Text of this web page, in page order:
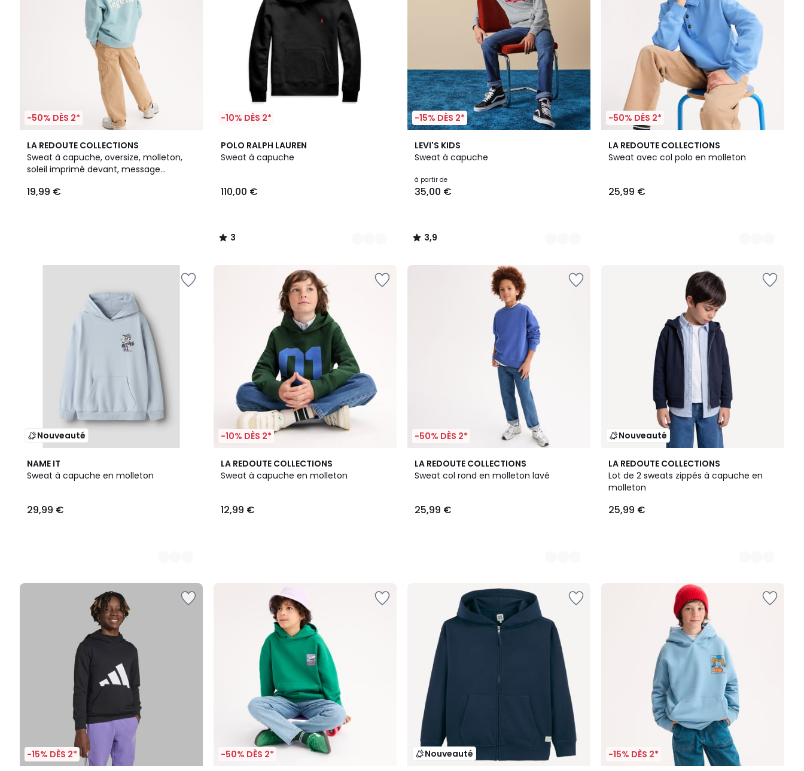
-50% DÈS 2*
LA REDOUTE COLLECTIONS
Sweat à capuche, oversize, molleton,
soleil imprimé devant, message
19,99 €
-10% DÈS 2*
POLO RALPH LAUREN
Sweat à capuche
110,00 €
3
/
4
Couleurs
3
/
-15% DÈS 2*
LEVI'S KIDS
Sweat à capuche
à partir de
35,00 €
3,9
/ 5
3
Couleurs
3,9
/
-50% DÈS 2*
LA REDOUTE COLLECTIONS
Sweat avec col polo en molleton
25,99 €
3
Couleurs
Nouveauté
NAME IT
Sweat à capuche en molleton
29,99 €
2
Couleurs
-10% DÈS 2*
LA REDOUTE COLLECTIONS
Sweat à capuche en molleton
12,99 €
-50% DÈS 2*
LA REDOUTE COLLECTIONS
Sweat col rond en molleton lavé
25,99 €
2
Couleurs
Nouveauté
LA REDOUTE COLLECTIONS
Lot de 2 sweats zippés à capuche en
molleton
25,99 €
2
Couleurs
-15% DÈS 2* -50% DÈS 2* Nouveauté -15% DÈS 2*